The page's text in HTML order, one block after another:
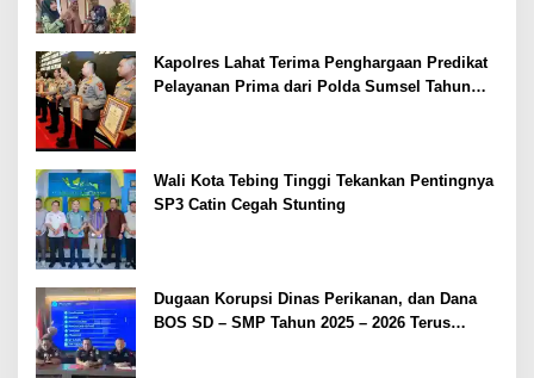
Kapolres Lahat Terima Penghargaan Predikat
Pelayanan Prima dari Polda Sumsel Tahun
Wali Kota Tebing Tinggi Tekankan Pentingnya
SP3 Catin Cegah Stunting
Dugaan Korupsi Dinas Perikanan, dan Dana
BOS SD – SMP Tahun 2025 – 2026 Terus